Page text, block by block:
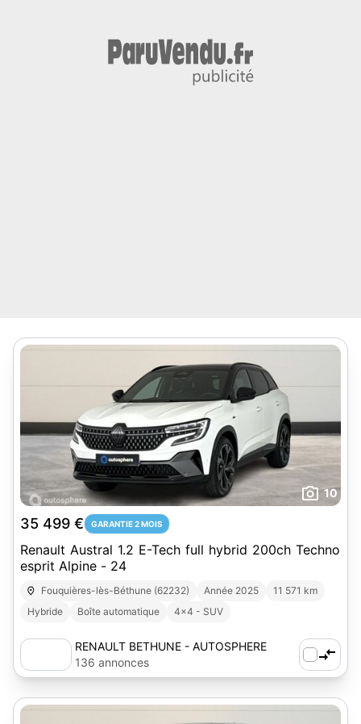
10
35 499 € GARANTIE 2 MOIS
Renault Austral 1.2 E-Tech full hybrid 200ch Techno
esprit Alpine - 24
Fouquières-lès-Béthune (62232) Année 2025
11 571 km
Hybride
Boîte automatique 4x4 - SUV
RENAULT BETHUNE - AUTOSPHERE
136 annonces